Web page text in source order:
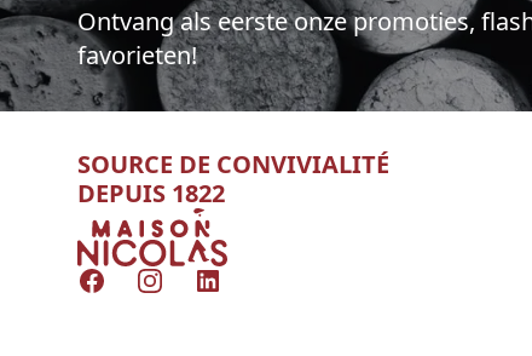
Ontvang als eerste onze promoties,
favorieten!
SOURCE DE CONVIVIALITÉ
DEPUIS 1822
Nicolas
FacebookInstagramLinkedIn